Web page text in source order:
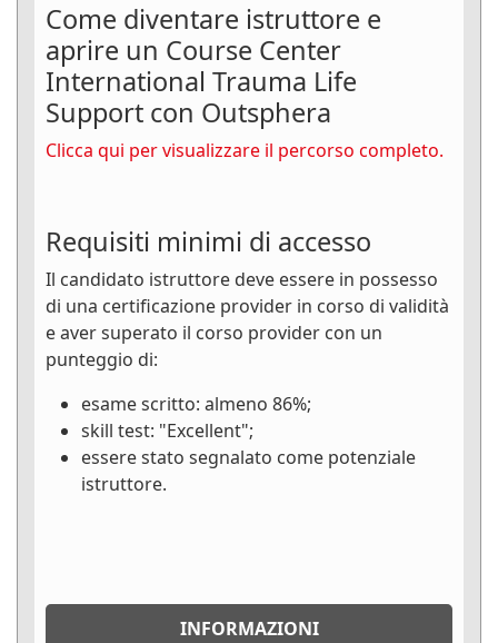
Come diventare istruttore e
aprire un Course Center
International Trauma Life
Support con Outsphera
Clicca qui per visualizzare il percorso completo.
Requisiti minimi di accesso
Il candidato istruttore deve essere in possesso
di una certificazione provider in corso di validità
e aver superato il corso provider con un
punteggio di:
esame scritto: almeno 86%;
skill test: "Excellent";
essere stato segnalato come potenziale
istruttore.
INFORMAZIONI